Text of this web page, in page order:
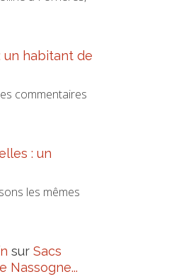
un habitant de
commentaires
: un
les mêmes
surSacs
Nassogne...